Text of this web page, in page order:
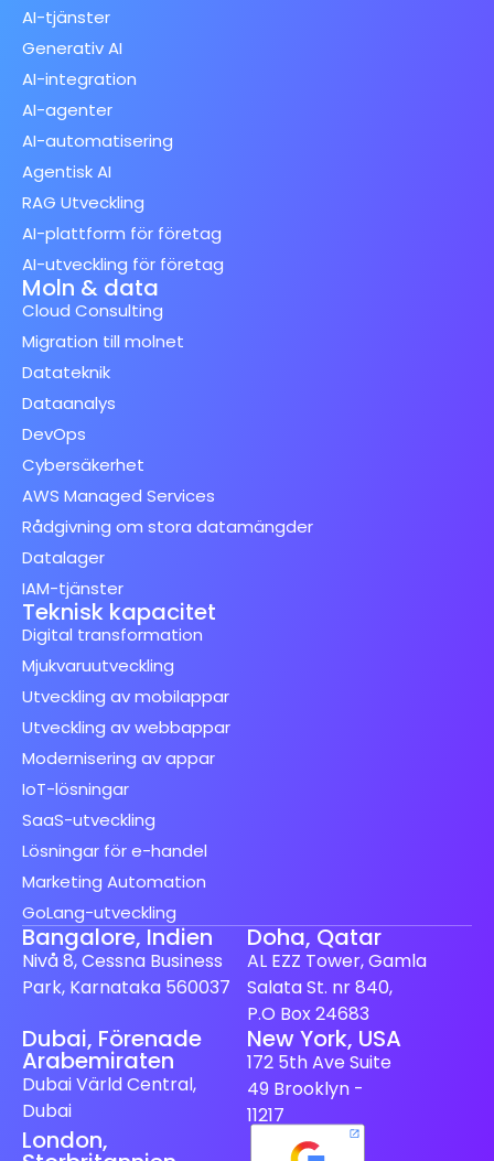
AI-tjänster
Generativ AI
AI-integration
AI-agenter
AI-automatisering
Agentisk AI
RAG Utveckling
AI-plattform för företag
AI-utveckling för företag
Moln & data
Cloud Consulting
Migration till molnet
Datateknik
Dataanalys
DevOps
Cybersäkerhet
AWS Managed Services
Rådgivning om stora datamängder
Datalager
IAM-tjänster
Teknisk kapacitet
Digital transformation
Mjukvaruutveckling
Utveckling av mobilappar
Utveckling av webbappar
Modernisering av appar
IoT-lösningar
SaaS-utveckling
Lösningar för e-handel
Marketing Automation
GoLang-utveckling
Bangalore, Indien
Nivå 8, Cessna Business
Park, Karnataka 560037
Doha, Qatar
AL EZZ Tower, Gamla
Salata St. nr 840,
P.O Box 24683
Dubai, Förenade
Arabemiraten
Dubai Värld Central,
Dubai
New York, USA
172 5th Ave Suite
49 Brooklyn -
11217
London,Japanese
Finnish
Spanish (Spain)